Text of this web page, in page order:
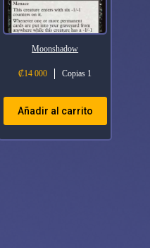
Moonshadow
₡14 000 Copias 1
Añadir al carrito